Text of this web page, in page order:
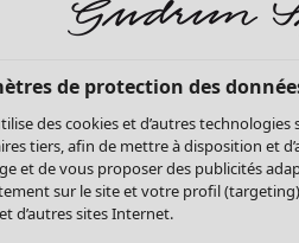
de protection des
des cookies et d’autres
tiers, afin de mettre à disposition et
et de vous proposer des publicités
sur le site et votre profil
d’autres sites Internet.